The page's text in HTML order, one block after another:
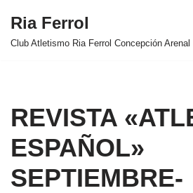
Saltar
Ria Ferrol
Club Atletismo Ria Ferrol Concepción Arenal
REVISTA
ESPAÑOL»
SEPTIEMBRE-